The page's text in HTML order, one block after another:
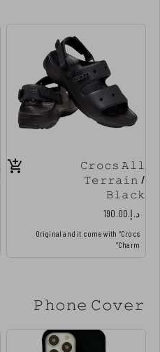
𝙲𝚛𝚘𝚌𝚜 𝙰𝚕𝚕
𝚃𝚎𝚛𝚛𝚊𝚒𝚗 /
𝙱𝚕𝚊𝚌𝚔
د.إ.‏190.00
Original and it come with “Crocs
Charm”
𝙿𝚑𝚘𝚗𝚎 𝙲𝚘𝚟𝚎𝚛